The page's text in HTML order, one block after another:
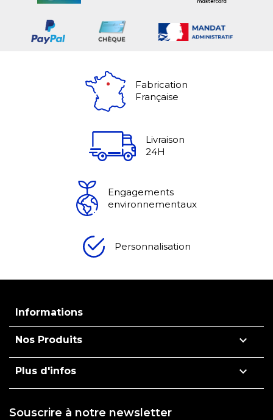
Fabrication
Française
Livraison
24H
Engagements
environnementaux
Personnalisation
Informations
Nos Produits 
Plus d'infos 
Souscrire à notre newsletter